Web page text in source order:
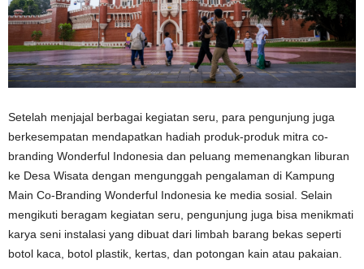
Setelah menjajal berbagai kegiatan seru, para pengunjung juga
berkesempatan mendapatkan hadiah produk-produk mitra co-
branding Wonderful Indonesia dan peluang memenangkan liburan
ke Desa Wisata dengan mengunggah pengalaman di Kampung
Main Co-Branding Wonderful Indonesia ke media sosial. Selain
mengikuti beragam kegiatan seru, pengunjung juga bisa menikmati
karya seni instalasi yang dibuat dari limbah barang bekas seperti
botol kaca, botol plastik, kertas, dan potongan kain atau pakaian.